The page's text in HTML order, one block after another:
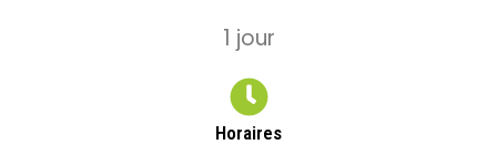
1 jour
Horaires